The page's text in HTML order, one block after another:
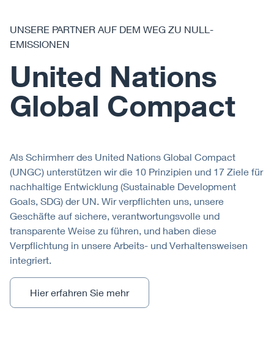
UNSERE PARTNER AUF DEM WEG ZU NULL-
EMISSIONEN
United Nations
Global Compact
Als Schirmherr des United Nations Global Compact
(UNGC) unterstützen wir die 10 Prinzipien und 17 Ziele für
nachhaltige Entwicklung (Sustainable Development
Goals, SDG) der UN. Wir verpflichten uns, unsere
Geschäfte auf sichere, verantwortungsvolle und
transparente Weise zu führen, und haben diese
Verpflichtung in unsere Arbeits- und Verhaltensweisen
integriert.
Hier erfahren Sie mehr